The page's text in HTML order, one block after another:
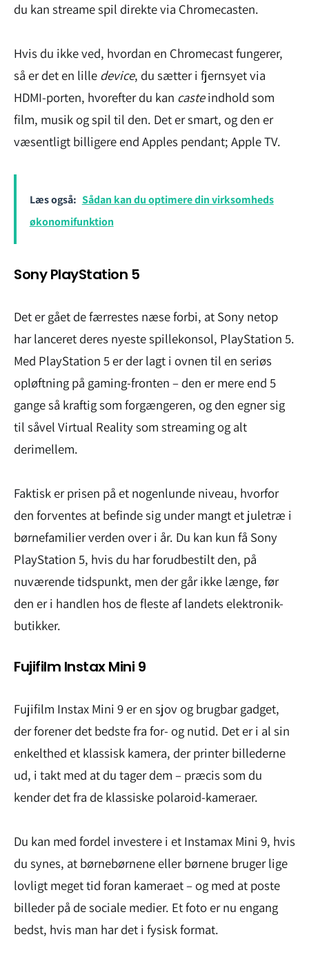
du kan streame spil direkte via Chromecasten.
Hvis du ikke ved, hvordan en Chromecast fungerer,
så er det en lille device, du sætter i fjernsyet via
HDMI-porten, hvorefter du kan casteindhold som
film, musik og spil til den. Det er smart, og den er
væsentligt billigere end Apples pendant; Apple TV.
Læs også: Sådan kan du optimere din virksomheds
økonomifunktion
Sony PlayStation 5
Det er gået de færrestes næse forbi, at Sony netop
har lanceret deres nyeste spillekonsol, PlayStation 5.
Med PlayStation 5 er der lagt i ovnen til en seriøs
opløftning på gaming-fronten – den er mere end 5
gange så kraftig som forgængeren, og den egner sig
til såvel Virtual Reality som streaming og alt
derimellem.
Faktisk er prisen på et nogenlunde niveau, hvorfor
den forventes at befinde sig under mangt et juletræ i
børnefamilier verden over i år. Du kan kun få Sony
PlayStation 5, hvis du har forudbestilt den, på
nuværende tidspunkt, men der går ikke længe, før
den er i handlen hos de fleste af landets elektronik-
butikker.
Fujifilm Instax Mini 9
Fujifilm Instax Mini 9 er en sjov og brugbar gadget,
der forener det bedste fra for- og nutid. Det er i al sin
enkelthed et klassisk kamera, der printer billederne
ud, i takt med at du tager dem – præcis som du
kender det fra de klassiske polaroid-kameraer.
Du kan med fordel investere i et Instamax Mini 9, hvis
du synes, at børnebørnene eller børnene bruger lige
lovligt meget tid foran kameraet – og med at poste
billeder på de sociale medier. Et foto er nu engang
bedst, hvis man har det i fysisk format.